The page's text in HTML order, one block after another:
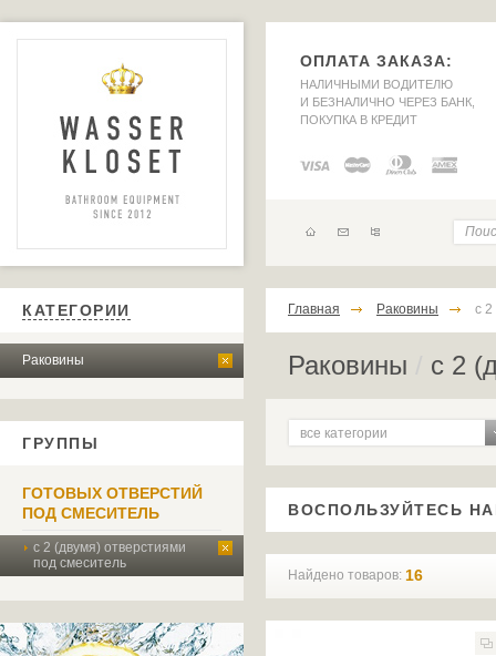
ОПЛАТА ЗАКАЗА:
НАЛИЧНЫМИ ВОДИТЕЛЮ
И БЕЗНАЛИЧНО ЧЕРЕЗ БАНК,
ПОКУПКА В КРЕДИТ
КАТЕГОРИИ
Раковины
ГРУППЫ
ГОТОВЫХ ОТВЕРСТИЙ
ПОД СМЕСИТЕЛЬ
с 2 (двумя) отверстиями
под смеситель
Главная Раковины с 2
Раковины с 2
все категории
ВОСПОЛЬЗУЙТЕСЬ
Найдено товаров: 16